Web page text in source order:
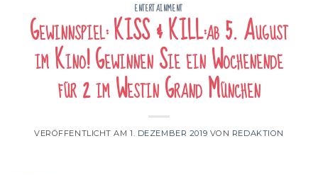
ENTERTAINMENT
Gewinnspiel: KISS & KILL:ab 5. August
im Kino! Gewinnen Sie ein Wochenende
für 2 im Westin Grand München
VERÖFFENTLICHT AM1. DEZEMBER 2019 VON REDAKTION